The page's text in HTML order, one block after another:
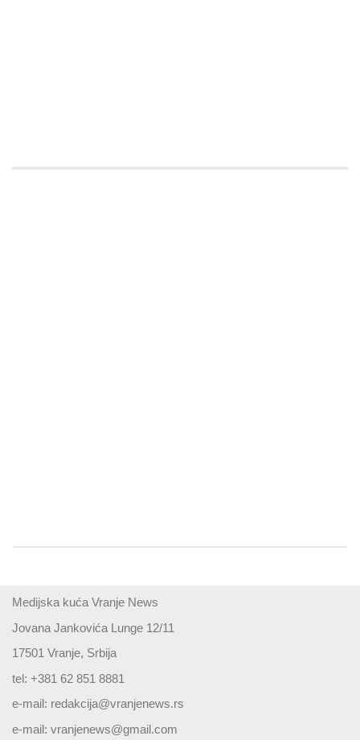
Medijska kuća Vranje News
Jovana Jankovića Lunge 12/11
17501 Vranje, Srbija
tel: +381 62 851 8881
e-mail: redakcija@vranjenews.rs
e-mail: vranjenews@gmail.com